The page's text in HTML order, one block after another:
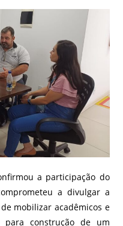
a participação do
a divulgar a
mobilizar acadêmicos e
para construção de um